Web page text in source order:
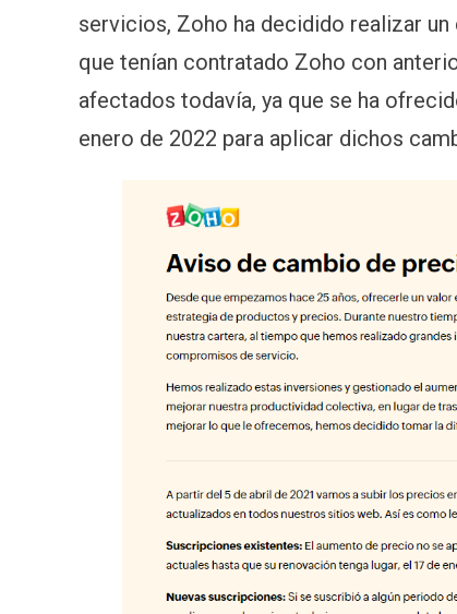
servicios, Zoho ha decidido realizar
que tenían contratado Zoho con
afectados todavía, ya que se ha
enero de 2022 para aplicar dichos